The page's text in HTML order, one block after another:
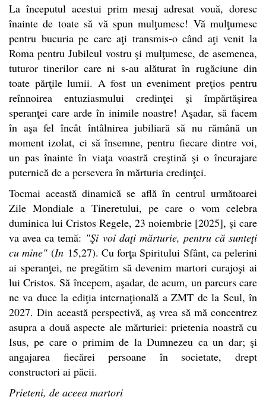
La începutul acestui prim mesaj adresat vouă, doresc
înainte de toate să vă spun mulţumesc! Vă mulţumesc
pentru bucuria pe care aţi transmis-o când aţi venit la
Roma pentru Jubileul vostru şi mulţumesc, de asemenea,
tuturor tinerilor care ni s-au alăturat în rugăciune din
toate părţile lumii. A fost un eveniment preţios pentru
reînnoirea entuziasmului credinţei şi împărtăşirea
speranţei care arde în inimile noastre! Aşadar, să facem
în aşa fel încât întâlnirea jubiliară să nu rămână un
moment izolat, ci să însemne, pentru fiecare dintre voi,
un pas înainte în viaţa voastră creştină şi o încurajare
puternică de a persevera în mărturia credinţei.
Tocmai această dinamică se află în centrul următoarei
Zile Mondiale a Tineretului, pe care o vom celebra
duminica lui Cristos Regele, 23 noiembrie [2025], şi care
va avea ca temă: "Şi voi daţi mărturie, pentru că sunteţi
cu mine" (In 15,27). Cu forţa Spiritului Sfânt, ca pelerini
ai speranţei, ne pregătim să devenim martori curajoşi ai
lui Cristos. Să începem, aşadar, de acum, un parcurs care
ne va duce la ediţia internaţională a ZMT de la Seul, în
2027. Din această perspectivă, aş vrea să mă concentrez
asupra a două aspecte ale mărturiei: prietenia noastră cu
Isus, pe care o primim de la Dumnezeu ca un dar; şi
angajarea fiecărei persoane în societate, drept
constructori ai păcii.
Prieteni, de aceea martori